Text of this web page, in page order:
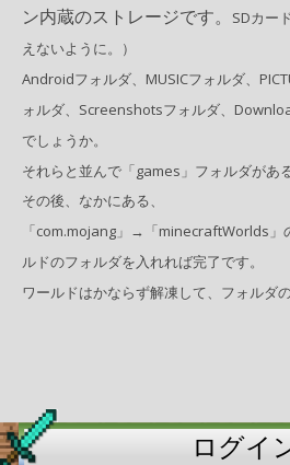
ン内蔵のストレージです。
SDカー
えないように。
）
Androidフォルダ、MUSICフォルダ、
ォルダ、Screenshotsフォルダ、
でしょうか。
それらと並んで「games」フォルダがあ
その後、なかにある、
「com.mojang」→「minecraftWorlds」
ルドのフォルダを入れれば完了です。
ワールドはかならず解凍して、フォルダ
ログイ